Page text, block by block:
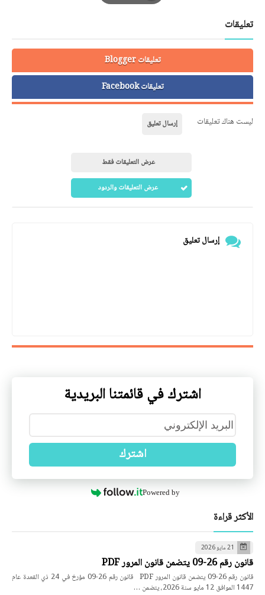
Print
تعليقات
تعليقات Blogger
تعليقات Facebook
ليست هناك تعليقات إرسال تعليق
عرض التعليقات فقط
عرض التعليقات والردود
إرسال تعليق
اشترك في قائمتنا البريدية
اشترك
Powered by
الأكثر قراءة
21 مايو 2026
قانون رقم 26-09 يتضمن قانون المرور PDF
قانون رقم 26-09 يتضمن قانون المرور PDF قانون رقم 26-09 مؤرخ في 24 ذي القعدة عام
1447 الموافق 12 مايو سنة 2026، يتضمن …